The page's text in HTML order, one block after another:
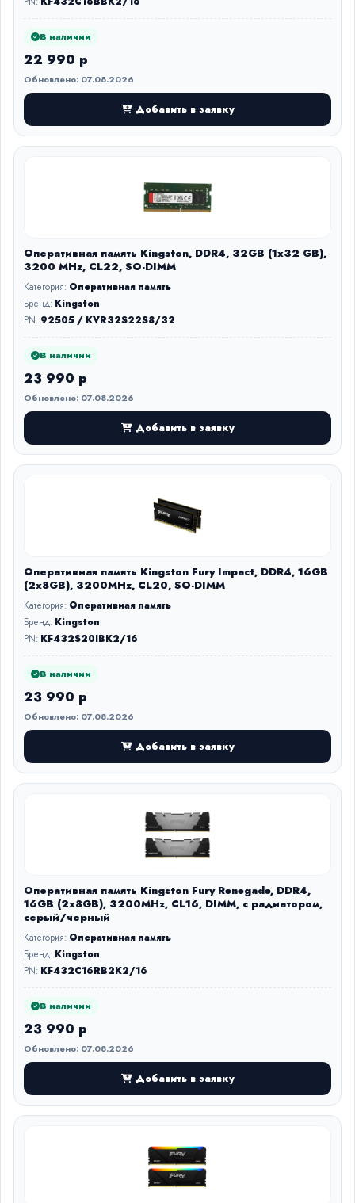
В наличии
22 990 р
Обновлено: 07.08.2026
Добавить в заявку
Оперативная память Kingston, DDR4, 32GB (1x32 GB),
3200 MHz, CL22, SO-DIMM
Категория: Оперативная память
Бренд: Kingston
PN: 92505 / KVR32S22S8/32
В наличии
23 990 р
Обновлено: 07.08.2026
Добавить в заявку
Оперативная память Kingston Fury Impact, DDR4, 16GB
(2x8GB), 3200MHz, CL20, SO-DIMM
Категория: Оперативная память
Бренд: Kingston
PN: KF432S20IBK2/16
В наличии
23 990 р
Обновлено: 07.08.2026
Добавить в заявку
Оперативная память Kingston Fury Renegade, DDR4,
16GB (2x8GB), 3200MHz, CL16, DIMM, с радиатором,
серый/черный
Категория: Оперативная память
Бренд: Kingston
PN: KF432C16RB2K2/16
В наличии
23 990 р
Обновлено: 07.08.2026
Добавить в заявку